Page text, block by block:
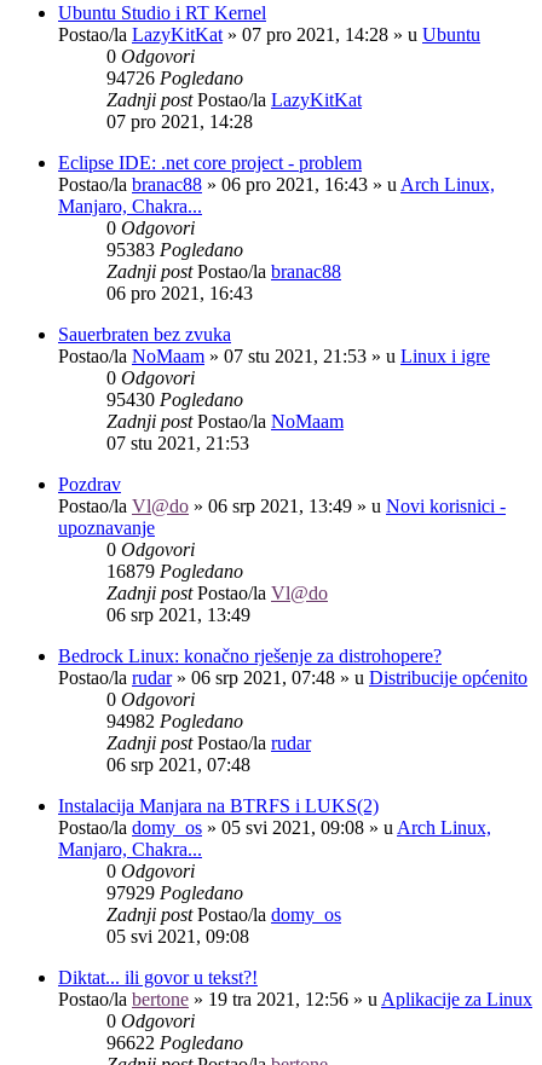
Ubuntu Studio i RT Kernel
Postao/la LazyKitKat » 07 pro 2021, 14:28 » u Ubuntu
0 Odgovori
94726 Pogledano
Zadnji postPostao/la LazyKitKat
07 pro 2021, 14:28
Eclipse IDE: .net core project - problem
Postao/la branac88 » 06 pro 2021, 16:43 » u Arch Linux,
Manjaro, Chakra...
0 Odgovori
95383 Pogledano
Zadnji postPostao/la branac88
06 pro 2021, 16:43
Sauerbraten bez zvuka
Postao/la NoMaam » 07 stu 2021, 21:53 » u Linux i igre
0 Odgovori
95430 Pogledano
Zadnji postPostao/la NoMaam
07 stu 2021, 21:53
Pozdrav
Postao/la Vl@do » 06 srp 2021, 13:49 » u Novi korisnici -
upoznavanje
0 Odgovori
16879 Pogledano
Zadnji postPostao/la Vl@do
06 srp 2021, 13:49
Bedrock Linux: konačno rješenje za distrohopere?
Postao/la rudar» 06 srp 2021, 07:48 » u Distribucije općenito
0 Odgovori
94982 Pogledano
Zadnji postPostao/la rudar
06 srp 2021, 07:48
Instalacija Manjara na BTRFS i LUKS(2)
Postao/la domy_os » 05 svi 2021, 09:08 » u Arch Linux,
Manjaro, Chakra...
0 Odgovori
97929 Pogledano
Zadnji postPostao/la domy_os
05 svi 2021, 09:08
Diktat... ili govor u tekst?!
Postao/la bertone » 19 tra 2021, 12:56 » u Aplikacije za Linux
0 Odgovori
96622 Pogledano